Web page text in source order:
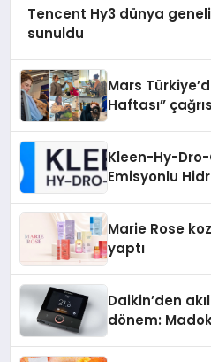
Tencent Hy3 dünya
sunuldu
Mars
Haftası”
Kleen-Hy-Dro-
Emisyonlu
Marie Rose
yaptı
Daikin’den
dönem: